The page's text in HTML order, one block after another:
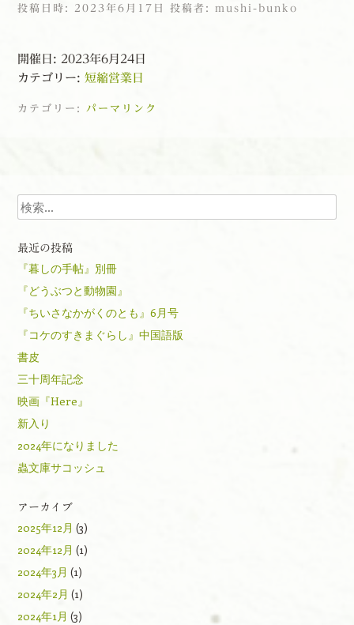
投稿日時: 2023年6月17日 投稿者: mushi-bunko
開催日: 2023年6月24日
カテゴリー: 短縮営業日
カテゴリー: パーマリンク
検索
最近の投稿
『暮しの手帖』別冊
『どうぶつと動物園』
『ちいさなかがくのとも』6月号
『コケのすきまぐらし』中国語版
書皮
三十周年記念
映画『Here』
新入り
2024年になりました
蟲文庫サコッシュ
アーカイブ
2025年12月 (3)
2024年12月 (1)
2024年3月 (1)
2024年2月 (1)
2024年1月 (3)